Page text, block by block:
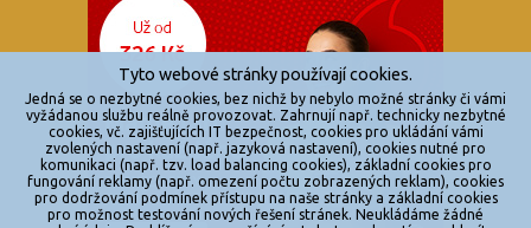
© 2026
zkouknoutfilm.cz
Všechna práva vyhrazena.
Powered by
Reklama
Sítě
Redakce
Tyto webové stránky používají cookies.
Jedná se o nezbytné cookies, bez nichž by nebylo možné stránky či vámi
vyžádanou službu reálně provozovat. Zahrnují např. technicky nezbytné
cookies, vč. zajišťujících IT bezpečnost, cookies pro ukládání vámi
zvolených nastavení (např. jazyková nastavení), cookies nutné pro
komunikaci (např. tzv. load balancing cookies), základní cookies pro
fungování reklamy (např. omezení počtu zobrazených reklam), cookies
pro dodržování podmínek přístupu na naše stránky a základní cookies
pro možnost testování nových řešení stránek. Neukládáme žádné